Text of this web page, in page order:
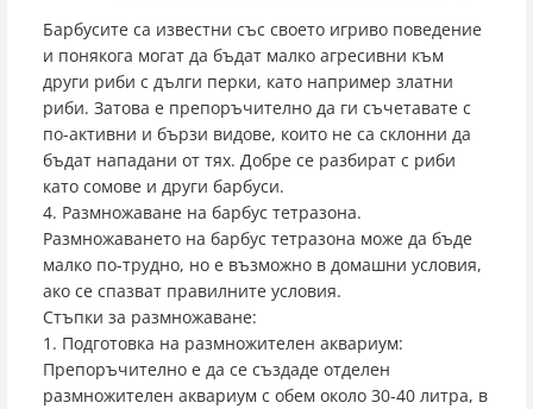
Барбусите са известни със своето игриво поведение
и понякога могат да бъдат малко агресивни към
други риби с дълги перки, като например златни
риби. Затова е препоръчително да ги съчетавате с
по-активни и бързи видове, които не са склонни да
бъдат нападани от тях. Добре се разбират с риби
като сомове и други барбуси.
4. Размножаване на барбус тетразона.
Размножаването на барбус тетразона може да бъде
малко по-трудно, но е възможно в домашни условия,
ако се спазват правилните условия.
Стъпки за размножаване:
1. Подготовка на размножителен аквариум:
Препоръчително е да се създаде отделен
размножителен аквариум с обем около 30-40 литра, в